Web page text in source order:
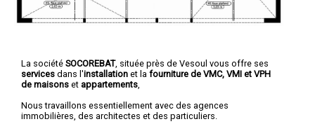
La société SOCOREBAT, située près de Vesoul vous offre ses
services dans l'installation et la fourniture de VMC, VMI et VPH
de maisons et appartements,
Nous travaillons essentiellement avec des agences
immobilières, des architectes et des particuliers.